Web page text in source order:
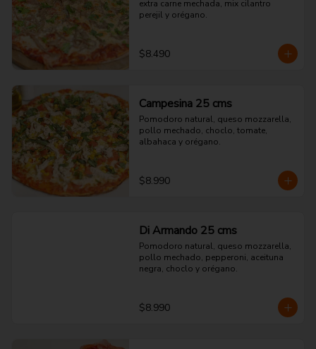
extra carne mechada, mix cilantro
perejil y orégano.
$8.490
Campesina 25 cms
Pomodoro natural, queso mozzarella,
pollo mechado, choclo, tomate,
albahaca y orégano.
$8.990
Di Armando 25 cms
Pomodoro natural, queso mozzarella,
pollo mechado, pepperoni, aceituna
negra, choclo y orégano.
$8.990